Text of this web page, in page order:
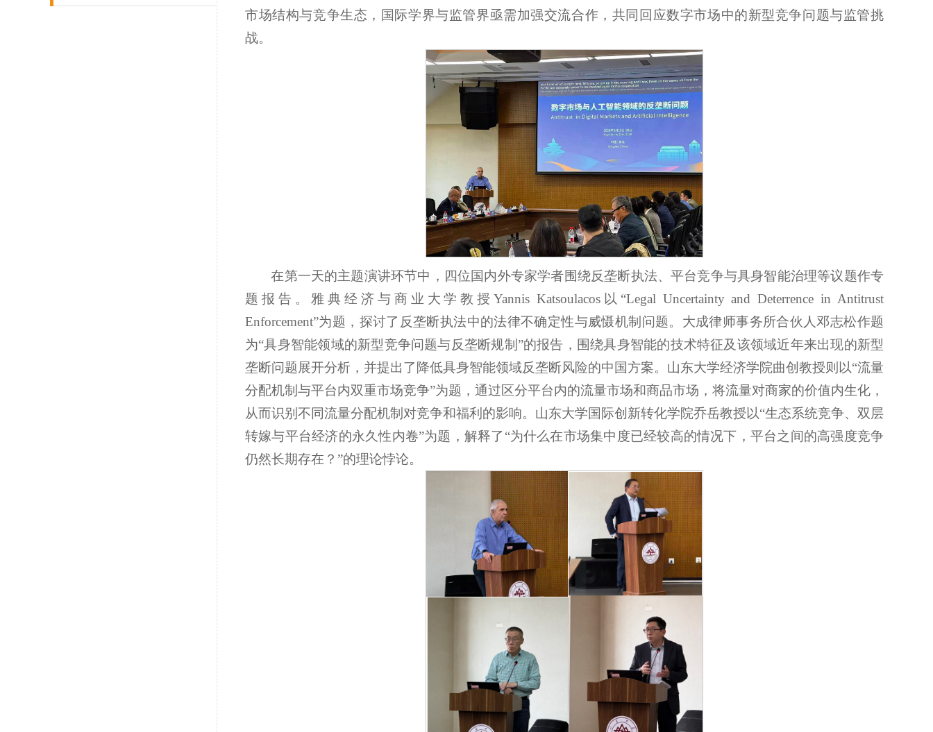
市场结构与竞争生态，国际学界与监管界亟需加强交流合作，共同回应数字市场中的新型竞争问题与监管挑
战。
在第一天的主题演讲环节中，四位国内外专家学者围绕反垄断执法、平台竞争与具身智能治理等议题作专
题报告。雅典经济与商业大学教授Yannis Katsoulacos以 “Legal Uncertainty and Deterrence in Antitrust
Enforcement”为题，探讨了反垄断执法中的法律不确定性与威慑机制问题。大成律师事务所合伙人邓志松作题
为“具身智能领域的新型竞争问题与反垄断规制”的报告，围绕具身智能的技术特征及该领域近年来出现的新型
垄断问题展开分析，并提出了降低具身智能领域反垄断风险的中国方案。山东大学经济学院曲创教授则以“流量
分配机制与平台内双重市场竞争”为题，通过区分平台内的流量市场和商品市场，将流量对商家的价值内生化，
从而识别不同流量分配机制对竞争和福利的影响。山东大学国际创新转化学院乔岳教授以“生态系统竞争、双层
转嫁与平台经济的永久性内卷”为题，解释了“为什么在市场集中度已经较高的情况下，平台之间的高强度竞争
仍然长期存在？”的理论悖论。